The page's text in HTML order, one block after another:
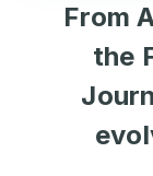
From
the